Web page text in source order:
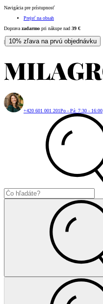
Navigácia pre prístupnosť
Prejsť na obsah
Doprava zadarmo pri nákupe nad 39 €
| 10% zľava na prvú objednávku
+420 601 001 201Po - Pá: 7:30 - 16:00